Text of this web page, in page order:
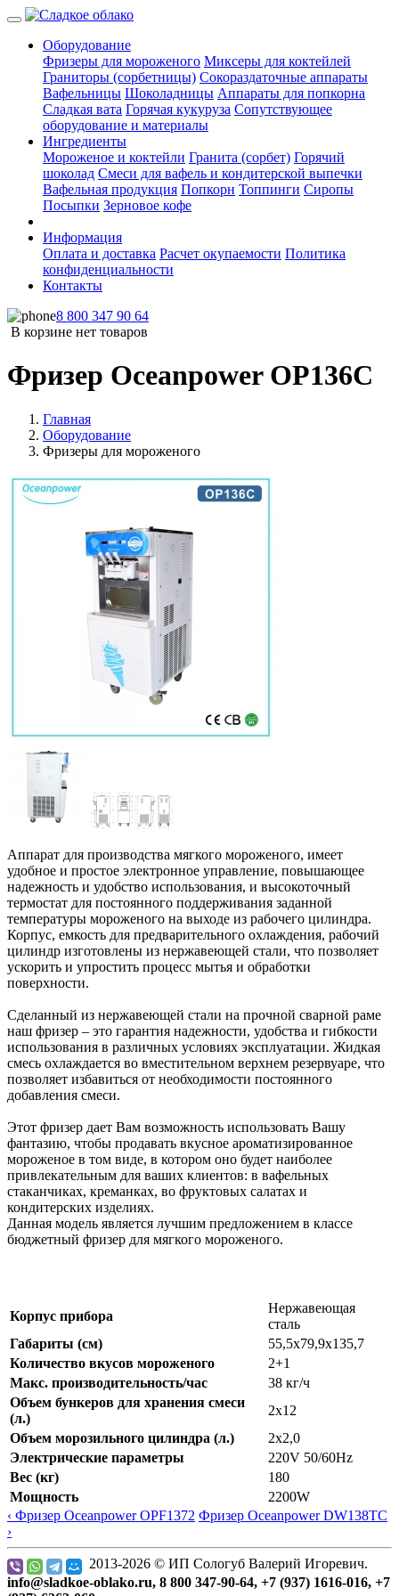
Оборудование
Фризеры для мороженого Миксеры для коктейлей
Граниторы (сорбетницы) Сокораздаточные аппараты
Вафельницы Шоколадницы Аппараты для попкорна
Сладкая вата Горячая кукуруза Сопутствующее
оборудование и материалы
Ингредиенты
Мороженое и коктейли Гранита (сорбет) Горячий
шоколад Смеси для вафель и кондитерской выпечки
Вафельная продукция Попкорн Топпинги Сиропы
Посыпки Зерновое кофе
Информация
Оплата и доставка Расчет окупаемости Политика
конфиденциальности
Контакты
8 800 347 90 64
В корзине нет товаров
Фризер Oceanpower OP136C
Главная
Оборудование
Фризеры для мороженого
Аппарат для производства мягкого мороженого, имеет
удобное и простое электронное управление, повышающее
надежность и удобство использования, и высокоточный
термостат для постоянного поддерживания заданной
температуры мороженого на выходе из рабочего цилиндра.
Корпус, емкость для предварительного охлаждения, рабочий
цилиндр изготовлены из нержавеющей стали, что позволяет
ускорить и упростить процесс мытья и обработки
поверхности.
Сделанный из нержавеющей стали на прочной сварной раме
наш фризер – это гарантия надежности, удобства и гибкости
использования в различных условиях эксплуатации. Жидкая
смесь охлаждается во вместительном верхнем резервуаре, что
позволяет избавиться от необходимости постоянного
добавления смеси.
Этот фризер дает Вам возможность использовать Вашу
фантазию, чтобы продавать вкусное ароматизированное
мороженое в том виде, в котором оно будет наиболее
привлекательным для ваших клиентов: в вафельных
стаканчиках, креманках, во фруктовых салатах и
кондитерских изделиях.
Данная модель является лучшим предложением в классе
бюджетный фризер для мягкого мороженого.
Корпус прибора
Нержавеющая
сталь
Габариты (см)
55,5х79,9х135,7
Количество вкусов мороженого
2+1
Макс. производительность/час
38 кг/ч
Объем бункеров для хранения смеси
(л.)
2x12
Объем морозильного цилиндра (л.)
2х2,0
Электрические параметры
220V 50/60Hz
Вес (кг)
180
Мощность
2200W
‹ Фризер Oceanpower OPF1372 Фризер Oceanpower DW138TC
›
2013-2026 © ИП Сологуб Валерий Игоревич.
info@sladkoe-oblako.ru, 8 800 347-90-64, +7 (937) 1616-016, +7